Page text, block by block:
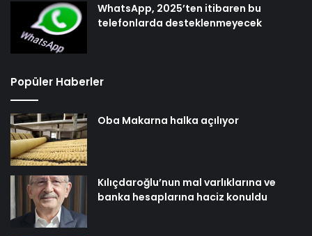
WhatsApp, 2025’ten itibaren bu
telefonlarda desteklenmeyecek
Popüler Haberler
Oba Makarna halka açılıyor
Kılıçdaroğlu’nun mal varlıklarına ve
banka hesaplarına haciz konuldu